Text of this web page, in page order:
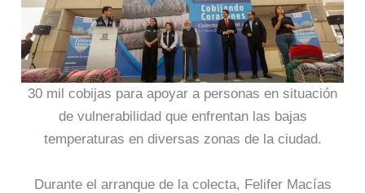
30 mil cobijas para apoyar a personas en situación
de vulnerabilidad que enfrentan las bajas
temperaturas en diversas zonas de la ciudad.
Durante el arranque de la colecta, Felifer Macías